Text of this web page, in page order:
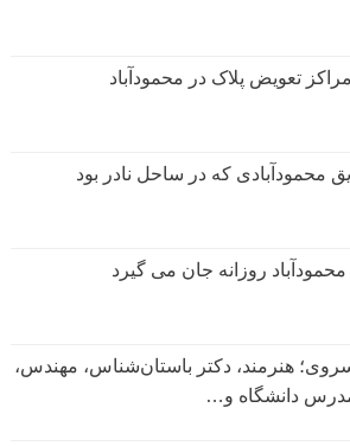
تعویض پلاک در محمودآباد
محمودآبادی که در ساحل نادر بود
محمودآباد روزانه جان می گیرد
هنرمند، دکتر باستان‌شناس، مهندس،
دانشگاه و…